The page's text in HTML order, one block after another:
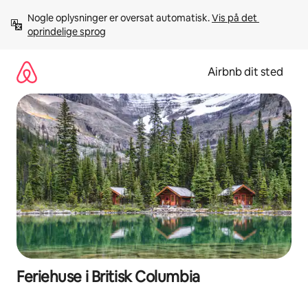
videre
Nogle oplysninger er oversat automatisk. Vis på det
oprindelige sprog
Airbnb dit sted
Feriehuse i Britisk Columbia